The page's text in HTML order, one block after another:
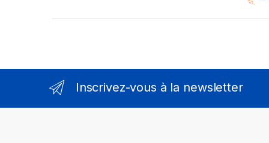
Inscrivez-vous à la newsletter